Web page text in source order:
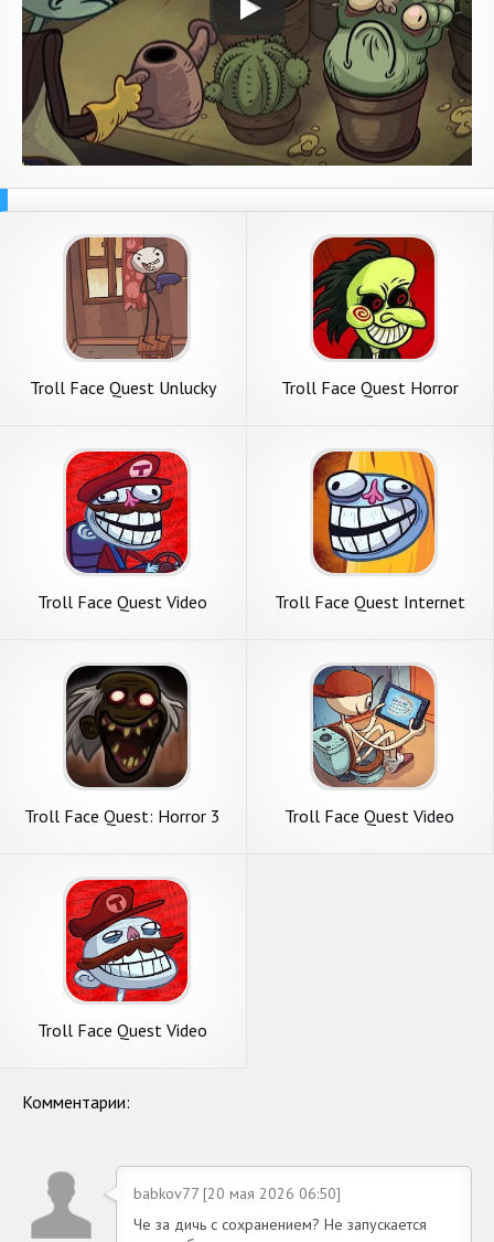
Troll Face Quest Unlucky Troll Face Quest Horror
Troll Face Quest Video
Troll Face Quest Internet
Troll Face Quest: Horror 3
Troll Face Quest Video
Troll Face Quest Video
Комментарии:
babkov77 [20 мая 2026 06:50]
Че за дичь с сохранением? Не запускается